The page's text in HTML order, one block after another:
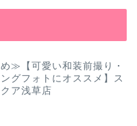
≫【可愛い和装前撮り・
グフォトにオススメ】ス
ア浅草店